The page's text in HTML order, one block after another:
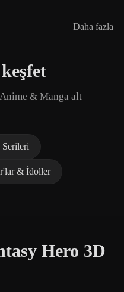
Daha fazla
& Manga alt
& İdoller
Hero 3D